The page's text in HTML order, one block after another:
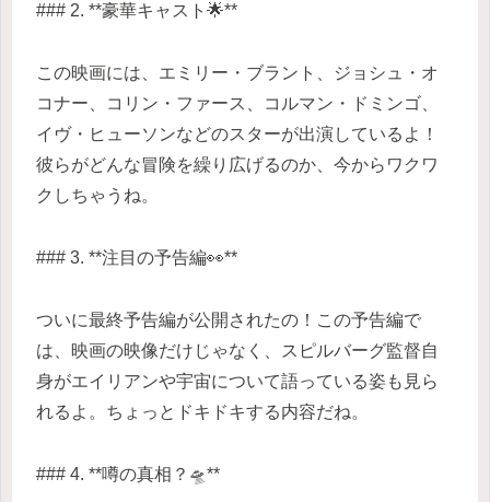
### 2. **豪華キャスト🌟**
この映画には、エミリー・ブラント、ジョシュ・オ
コナー、コリン・ファース、コルマン・ドミンゴ、
イヴ・ヒューソンなどのスターが出演しているよ！
彼らがどんな冒険を繰り広げるのか、今からワクワ
クしちゃうね。
### 3. **注目の予告編👀**
ついに最終予告編が公開されたの！この予告編で
は、映画の映像だけじゃなく、スピルバーグ監督自
身がエイリアンや宇宙について語っている姿も見ら
れるよ。ちょっとドキドキする内容だね。
### 4. **噂の真相？🛸**